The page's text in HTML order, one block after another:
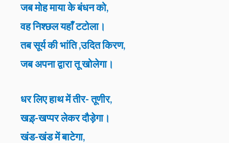
जब मोह माया के बंधन को,
वह निश्छल यहाँ टटोला।
तब सूर्य की भांति ,उदित किरण,
जब अपना द्वारा तू खोलेगा।
धर लिए हाथ में तीर- तूणीर,
खड़्-खप्पर लेकर दौड़ेगा।
खंड-खंड में बाटेगा,